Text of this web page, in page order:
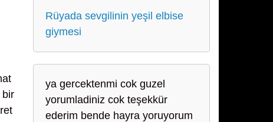
bir
Rüyada sevgilinin yeşil elbise
giymesi
ya gercektenmi cok guzel
yorumladiniz cok teşekkür
ederim bende hayra yoruyorum